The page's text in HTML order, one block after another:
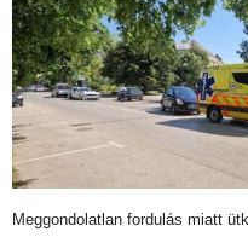
Meggondolatlan fordulás miatt